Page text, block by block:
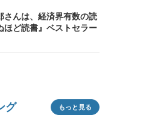
さんは、経済界有数の読
ど読書』ベストセラー
グ もっと見る